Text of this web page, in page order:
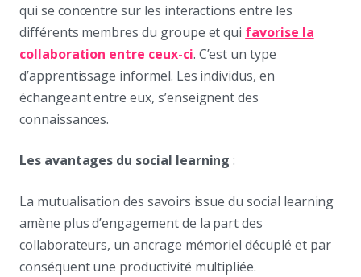
qui se concentre sur les interactions entre les
différents membres du groupe et qui favorise la
collaboration entre ceux-ci. C’est un type
d’apprentissage informel. Les individus, en
échangeant entre eux, s’enseignent des
connaissances.
Les avantages du social learning:
La mutualisation des savoirs issue du social learning
amène plus d’engagement de la part des
collaborateurs, un ancrage mémoriel décuplé et par
conséquent une productivité multipliée.